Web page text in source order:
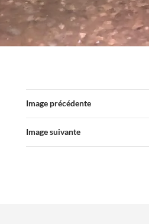
Image précédente
Image suivante